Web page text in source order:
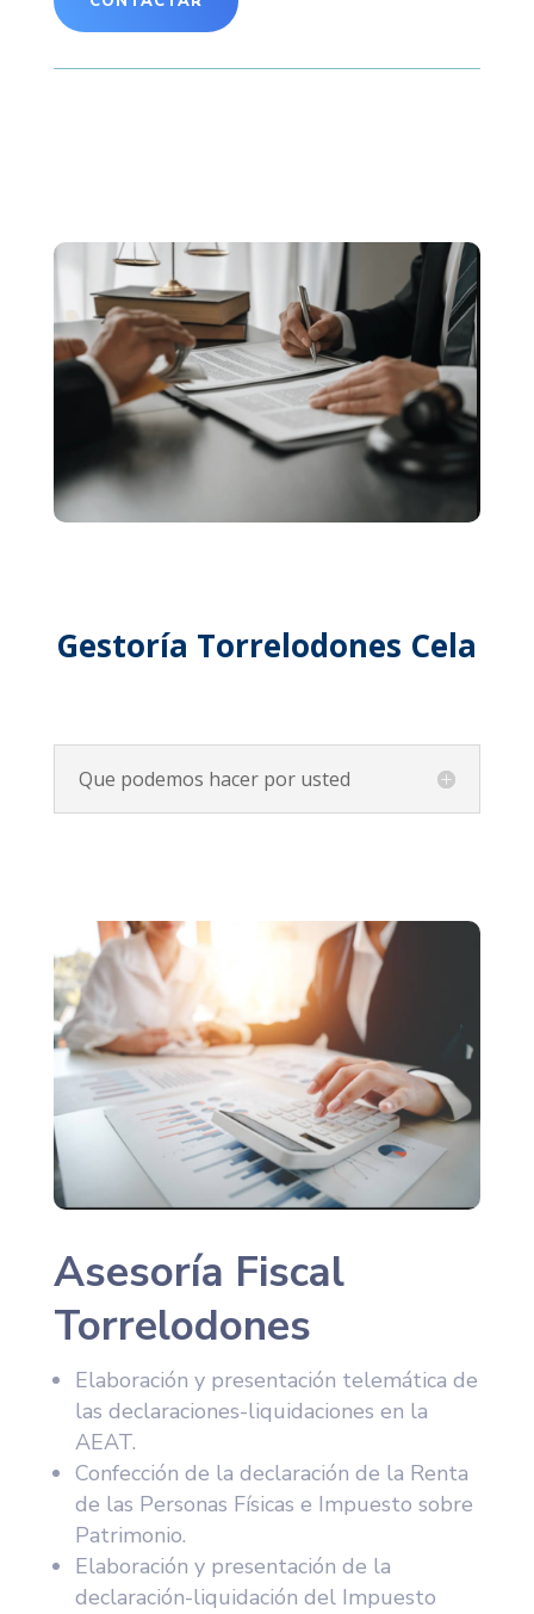
Gestoría Torrelodones Cela
Que podemos hacer por usted
Asesoría Fiscal
Torrelodones
Elaboración y presentación telemática de
las declaraciones-liquidaciones en la
AEAT.
Confección de la declaración de la Renta
de las Personas Físicas e Impuesto sobre
Patrimonio.
Elaboración y presentación de la
declaración-liquidación del Impuesto